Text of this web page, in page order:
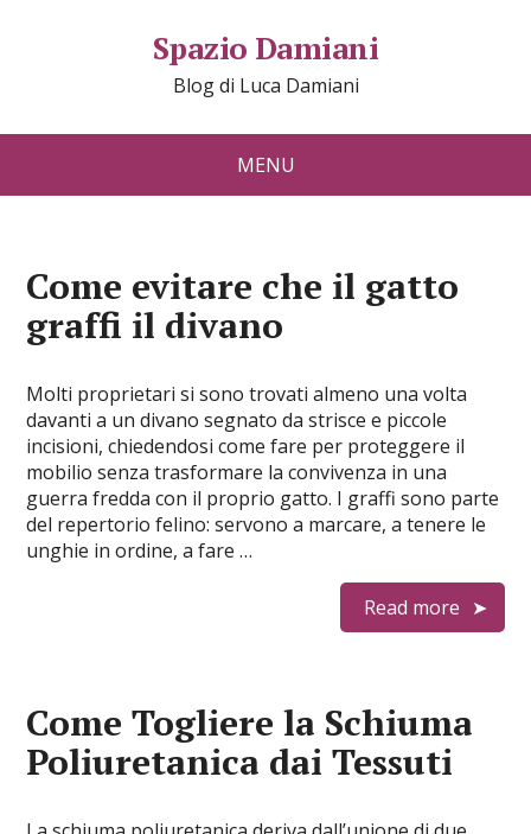
Spazio Damiani
Blog di Luca Damiani
MENU
Come evitare che il gatto
graffi il divano
Molti proprietari si sono trovati almeno una volta
davanti a un divano segnato da strisce e piccole
incisioni, chiedendosi come fare per proteggere il
mobilio senza trasformare la convivenza in una
guerra fredda con il proprio gatto. I graffi sono parte
del repertorio felino: servono a marcare, a tenere le
unghie in ordine, a fare …
Read more
Come Togliere la Schiuma
Poliuretanica dai Tessuti